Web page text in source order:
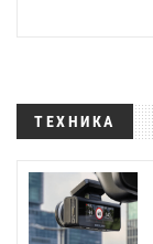
ТЕХНИКА